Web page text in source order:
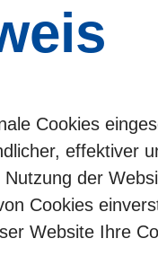
Cookies
effektiver
der
Cookies
Website Ihre
kommt, hat
auch an die
auch noch
ihrer